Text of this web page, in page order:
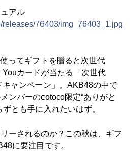
アル
releases/76403/img_76403_1.jpg
ってギフトを贈ると次世代
カードが当たる「次世代
ャンペーン」。AKB48の中で
ンバーのcotoco限定“ありがと
とも手に入れたいはず。
ーされるのか？この秋は、ギフ
に要注目です。